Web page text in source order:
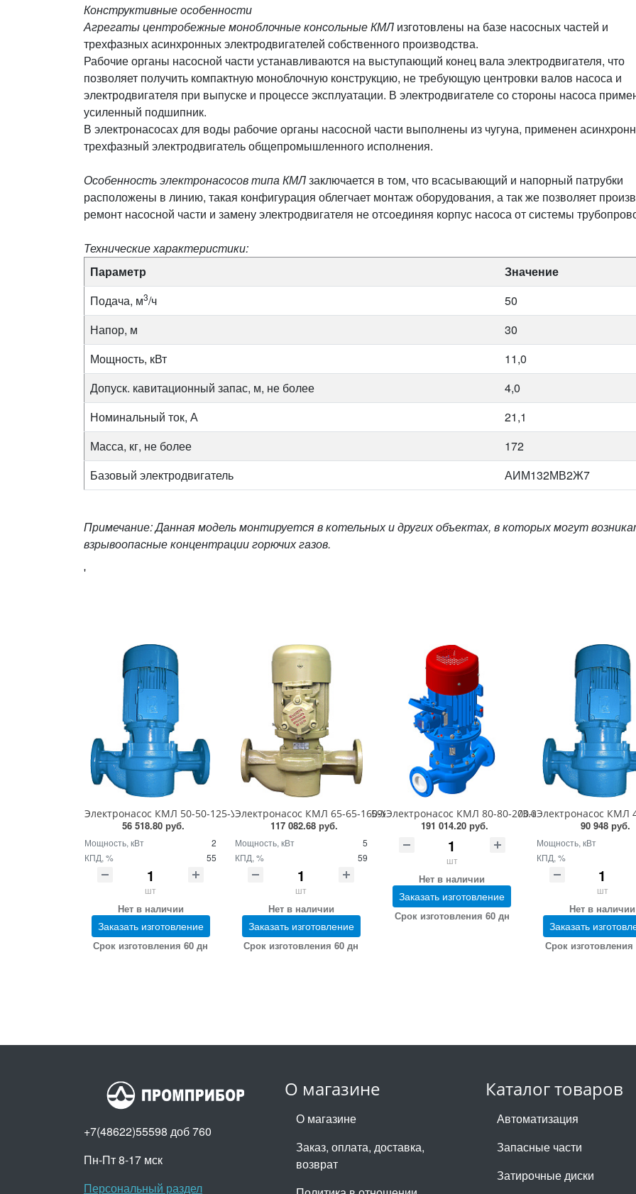
Конструктивные особенности
Агрегаты центробежные моноблочные консольные КМЛ изготовлены на базе насосных частей и
трехфазных асинхронных электродвигателей собственного производства.
Рабочие органы насосной части устанавливаются на выступающий конец вала электродвигателя, что
позволяет получить компактную моноблочную конструкцию, не требующую центровки валов насоса и
электродвигателя при выпуске и процессе эксплуатации. В электродвигателе со стороны насоса
усиленный подшипник.
В электронасосах для воды рабочие органы насосной части выполнены из чугуна, применен
трехфазный электродвигатель общепромышленного исполнения.
Особенность электронасосов типа КМЛзаключается в том, что всасывающий и напорный патрубки
расположены в линию, такая конфигурация облегчает монтаж оборудования, а так же позволяет
ремонт насосной части и замену электродвигателя не отсоединяя корпус насоса от системы
Технические характеристики:
Параметр
Значение
Подача, м3/ч
50
Напор, м
30
Мощность, кВт
11,0
Допуск. кавитационный запас, м, не более
4,0
Номинальный ток, А
21,1
Масса, кг, не более
172
Базовый электродвигатель
АИМ132МВ2Ж7
Примечание: Данная модель монтируется в котельных и других объектах, в которых могут
взрывоопасные концентрации горючих газов.
'
Электронасос КМЛ 50-50-125-У2 (12,5куб.м./ч; 20м; 2,2кВт) 596.00.00.00
56 518.80 руб.
Мощность, кВт
2
КПД, %
55
шт
Нет в наличии
Заказать изготовление
Срок изготовления 60 дн
Электронасос КМЛ 65-65-160-У2 (25куб.м/ч; 32м; 5,5кВт) 573.00.00.00
117 082.68 руб.
Мощность, кВт
5
КПД, %
59
шт
Нет в наличии
Заказать изготовление
Срок изготовления 60 дн
Электронасос КМЛ 80-80-200-м-У2 (50куб.м/ч;
191 014.20 руб.
шт
Нет в наличии
Заказать изготовление
Срок изготовления 60 дн
Электронасос КМЛ
90 948 руб.
Мощность, кВт
КПД, %
шт
Нет в наличии
Заказать
Срок изготовления
О магазине
О магазине
Заказ, оплата, доставка,
возврат
Каталог товаров
Автоматизация
Запасные части
Затирочные диски
+7(48622)55598 доб 760
Пн-Пт 8-17 мск
Персональный раздел